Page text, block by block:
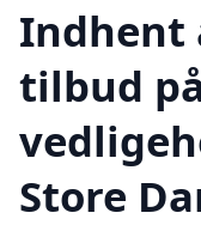
Indhent
tilbud
Store